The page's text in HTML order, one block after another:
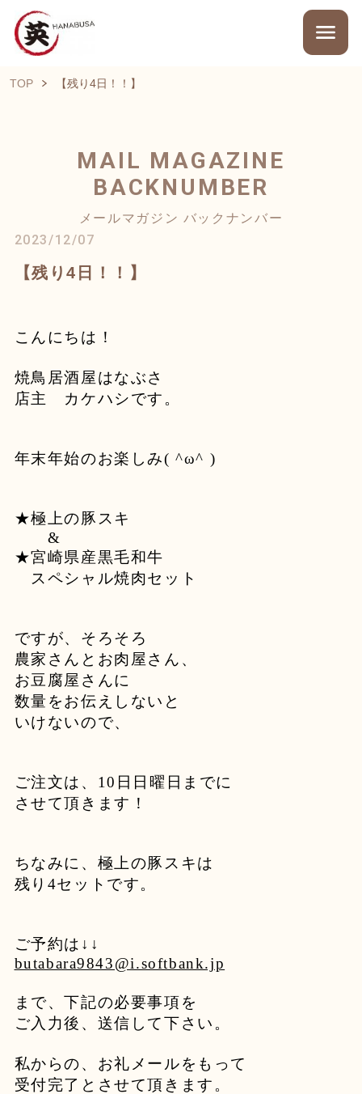
TOP 【残り4日！！】
MAIL MAGAZINE
BACKNUMBER
メールマガジン バックナンバー
2023/12/07
【残り4日！！】
こんにちは！
焼鳥居酒屋はなぶさ
店主 カケハシです。
年末年始のお楽しみ( ^ω^ )
★極上の豚スキ
&
★宮崎県産黒毛和牛
スペシャル焼肉セット
ですが、そろそろ
農家さんとお肉屋さん、
お豆腐屋さんに
数量をお伝えしないと
いけないので、
ご注文は、10日日曜日までに
させて頂きます！
ちなみに、極上の豚スキは
残り4セットです。
ご予約は↓↓
butabara9843@i.softbank.jp
まで、下記の必要事項を
ご入力後、送信して下さい。
私からの、お礼メールをもって
受付完了とさせて頂きます。